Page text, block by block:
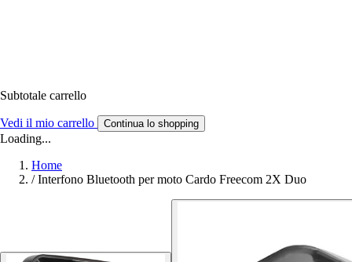
Subtotale carrello
Vedi il mio carrello Continua lo shopping
Loading...
Home
/ Interfono Bluetooth per moto Cardo Freecom 2X Duo